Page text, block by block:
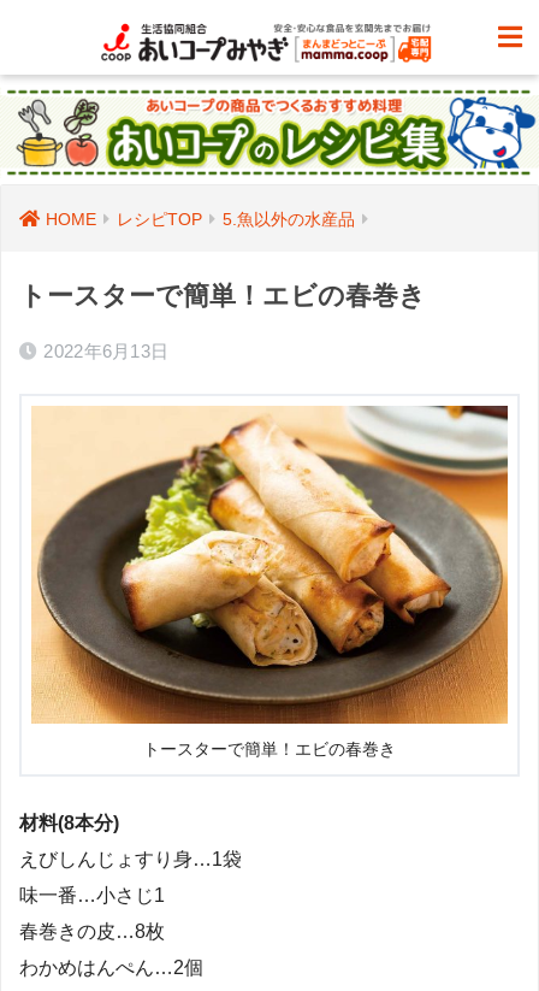
HOME レシピTOP 5.魚以外の水産品
トースターで簡単！エビの春巻き
2022年6月13日
トースターで簡単！エビの春巻き
材料(8本分)
えびしんじょすり身…1袋
味一番…小さじ1
春巻きの皮…8枚
わかめはんぺん…2個